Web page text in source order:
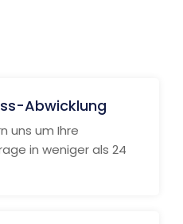
Abwicklung
uns um Ihre
in weniger als 24